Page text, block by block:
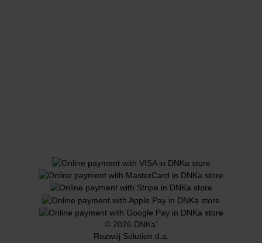
© 2026 DNKa’
Rozwój Solution d.a.